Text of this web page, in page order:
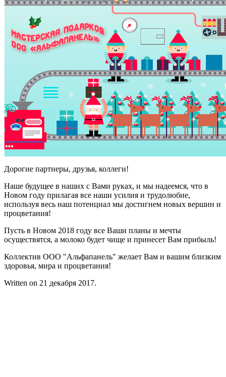
Дорогие партнеры, друзья, коллеги!
Наше будущее в наших с Вами руках, и мы надеемся, что в
Новом году прилагая все наши усилия и трудолюбие,
используя весь наш потенциал мы достигнем новых вершин и
процветания!
Пусть в Новом 2018 году все Ваши планы и мечты
осуществятся, а молоко будет чище и принесет Вам прибыль!
Коллектив ООО "Альфапанель" желает Вам и вашим близким
здоровья, мира и процветания!
Written on 21 декабря 2017.